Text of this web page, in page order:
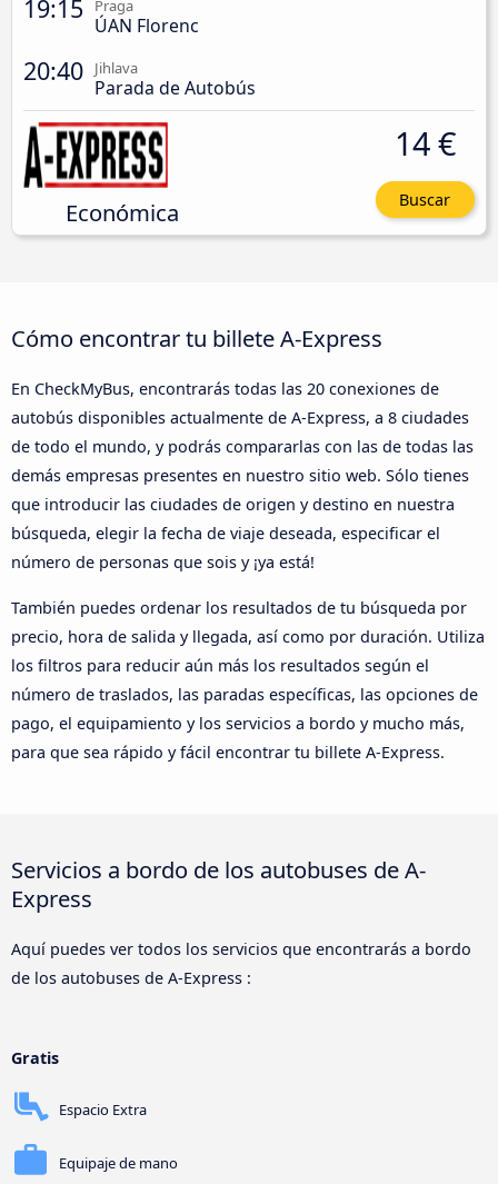
19:15 Praga
ÚAN Florenc
20:40 Jihlava
Parada de Autobús
Económica
14 €
Buscar
Cómo encontrar tu billete A-Express
En CheckMyBus, encontrarás todas las 20 conexiones de
autobús disponibles actualmente de A-Express, a 8 ciudades
de todo el mundo, y podrás compararlas con las de todas las
demás empresas presentes en nuestro sitio web. Sólo tienes
que introducir las ciudades de origen y destino en nuestra
búsqueda, elegir la fecha de viaje deseada, especificar el
número de personas que sois y ¡ya está!
También puedes ordenar los resultados de tu búsqueda por
precio, hora de salida y llegada, así como por duración. Utiliza
los filtros para reducir aún más los resultados según el
número de traslados, las paradas específicas, las opciones de
pago, el equipamiento y los servicios a bordo y mucho más,
para que sea rápido y fácil encontrar tu billete A-Express.
Servicios a bordo de los autobuses de A-
Express
Aquí puedes ver todos los servicios que encontrarás a bordo
de los autobuses de A-Express :
Gratis
Espacio Extra
Equipaje de mano